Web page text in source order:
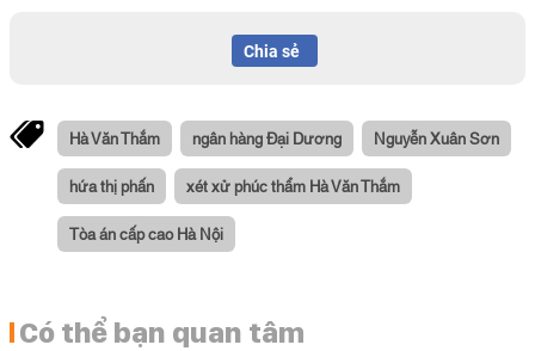
Chia sẻ
Hà Văn Thắm ngân hàng Đại Dương Nguyễn Xuân Sơn
hứa thị phấn xét xử phúc thẩm Hà Văn Thắm
Tòa án cấp cao Hà Nội
Có thể bạn quan tâm